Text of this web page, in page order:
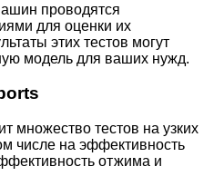
проводятся
для оценки их
этих тестов могут
модель для ваших нужд.
множество тестов на узких
числе на эффективность
отжима и